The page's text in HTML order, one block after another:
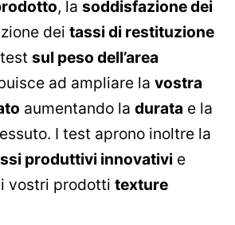
, lasoddisfazione dei
deitassi di restituzione
testsul peso dell’area
ad ampliare lavostra
aumentando ladurata e la
I test aprono inoltre la
produttivi innovativi e
vostri prodottitexture